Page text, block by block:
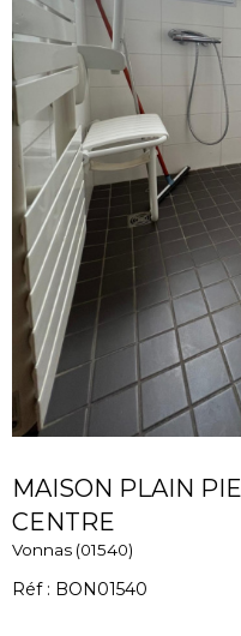
MAISON PLAIN
CENTRE
Vonnas (01540)
Réf : BON01540